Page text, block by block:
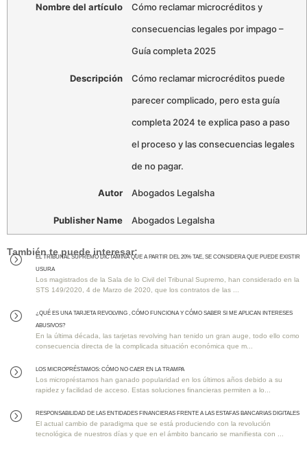
Nombre del artículo
Cómo reclamar microcréditos y
consecuencias legales por impago –
Guía completa 2025
Descripción
Cómo reclamar microcréditos puede
parecer complicado, pero esta guía
completa 2024 te explica paso a paso
el proceso y las consecuencias legales
de no pagar.
Autor Abogados Legalsha
Publisher Name Abogados Legalsha
También te puede interesar:
=
EL TRIBUNAL SUPREMO DICTAMINA QUE A PARTIR DEL 20% TAE, SE CONSIDERA QUE PUEDE EXISTIR
USURA
Los magistrados de la Sala de lo Civil del Tribunal Supremo, han considerado en la
STS 149/2020, 4 de Marzo de 2020, que los contratos de las ...
=
¿QUÉ ES UNA TARJETA REVOLVING , CÓMO FUNCIONA Y CÓMO SABER SI ME APLICAN INTERESES
ABUSIVOS?
En la última década, las tarjetas revolving han tenido un gran auge, todo ello como
consecuencia directa de la complicada situación económica que m...
= Los MICROPRÉSTAMOS: Cómo No Caer en la Trampa
Los micropréstamos han ganado popularidad en los últimos años debido a su
rapidez y facilidad de acceso. Estas soluciones financieras permiten a lo...
= RESPONSABILIDAD DE LAS ENTIDADES FINANCIERAS FRENTE A LAS ESTAFAS BANCARIAS DIGITALES
El actual cambio de paradigma que se está produciendo con la revolución
tecnológica de nuestros días y que en el ámbito bancario se manifiesta con ...